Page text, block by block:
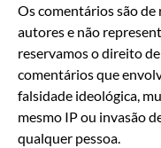
Os comentários são de
autores e não
reservamos o direito
comentários que
falsidade ideológica,
mesmo IP ou invasão
qualquer pessoa.